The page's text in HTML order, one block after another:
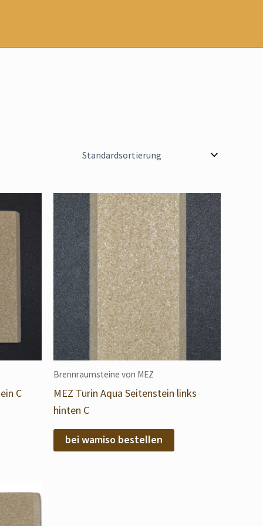
C
Brennraumsteine von MEZ
MEZ Turin Aqua Seitenstein links
hinten C
bei wamiso bestellen